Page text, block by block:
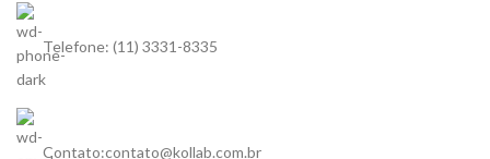
Telefone: (11) 3331-8335
Contato:contato@kollab.com.br